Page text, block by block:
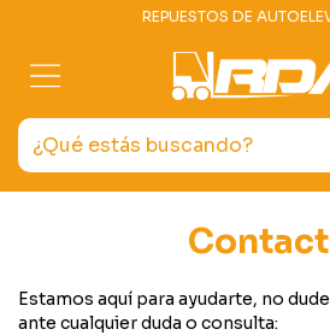
REPUESTOS DE
Estamos aquí para ayudarte, no
ante cualquier duda o consulta: